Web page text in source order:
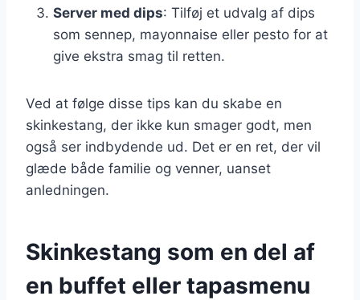
Server med dips: Tilføj et udvalg af dips
som sennep, mayonnaise eller pesto for at
give ekstra smag til retten.
Ved at følge disse tips kan du skabe en
skinkestang, der ikke kun smager godt, men
også ser indbydende ud. Det er en ret, der vil
glæde både familie og venner, uanset
anledningen.
Skinkestang som en del af
en buffet eller tapasmenu